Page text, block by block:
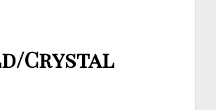
Crystal